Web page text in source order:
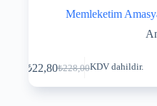
Memleketim
₺228,00
₺22,80 KDV dahildir.